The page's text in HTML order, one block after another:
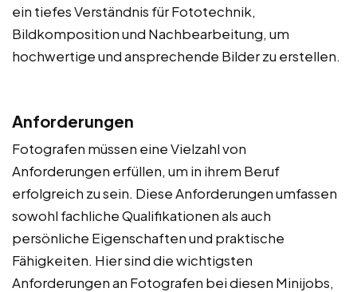
ein tiefes Verständnis für Fototechnik,
Bildkomposition und Nachbearbeitung, um
hochwertige und ansprechende Bilder zu erstellen.
Anforderungen
Fotografen müssen eine Vielzahl von
Anforderungen erfüllen, um in ihrem Beruf
erfolgreich zu sein. Diese Anforderungen umfassen
sowohl fachliche Qualifikationen als auch
persönliche Eigenschaften und praktische
Fähigkeiten. Hier sind die wichtigsten
Anforderungen an Fotografen bei diesen Minijobs,